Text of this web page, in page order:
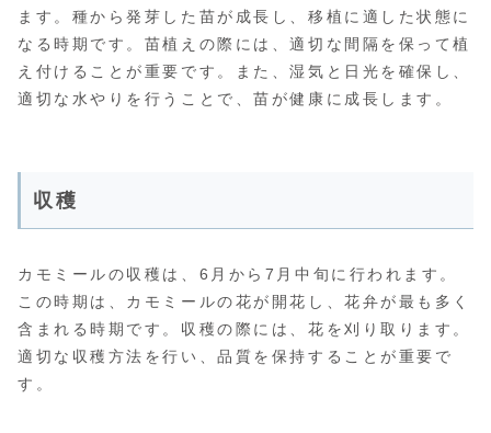
ます。種から発芽した苗が成長し、移植に適した状態に
なる時期です。苗植えの際には、適切な間隔を保って植
え付けることが重要です。また、湿気と日光を確保し、
適切な水やりを行うことで、苗が健康に成長します。
収穫
カモミールの収穫は、6月から7月中旬に行われます。
この時期は、カモミールの花が開花し、花弁が最も多く
含まれる時期です。収穫の際には、花を刈り取ります。
適切な収穫方法を行い、品質を保持することが重要で
す。